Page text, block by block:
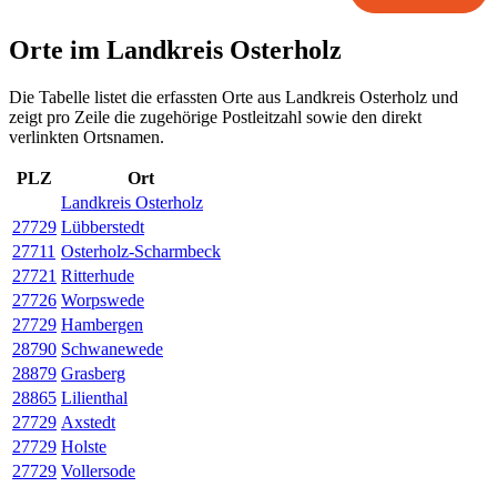
Orte im Landkreis Osterholz
Die Tabelle listet die erfassten Orte aus Landkreis Osterholz und
zeigt pro Zeile die zugehörige Postleitzahl sowie den direkt
verlinkten Ortsnamen.
PLZ
Ort
Landkreis Osterholz
27729 Lübberstedt
27711 Osterholz-Scharmbeck
27721 Ritterhude
27726 Worpswede
27729 Hambergen
28790 Schwanewede
28879 Grasberg
28865 Lilienthal
27729 Axstedt
27729 Holste
27729 Vollersode